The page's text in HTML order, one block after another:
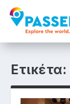
Ετικέτα: